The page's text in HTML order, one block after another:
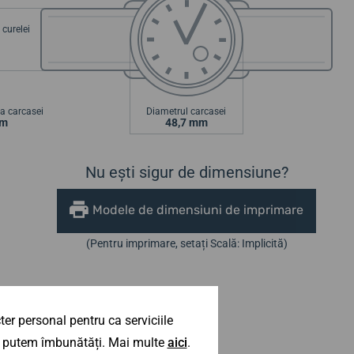
curelei
carcasei Diametrul carcasei
48,7 mm
Nu ești sigur de dimensiune?
Modele de dimensiuni de imprimare
(Pentru imprimare, setați Scală: Implicită)
personal pentru ca serviciile
îmbunătăți. Mai multe aici.